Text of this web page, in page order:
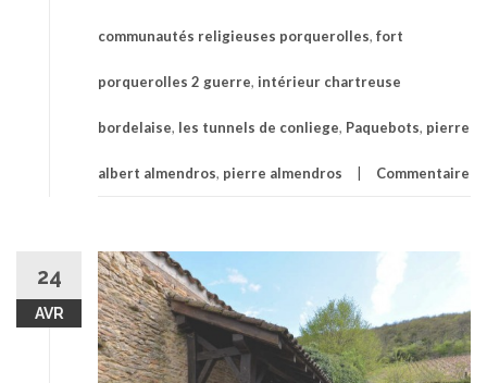
communautés religieuses porquerolles, fort
porquerolles 2 guerre, intérieur chartreuse
bordelaise, les tunnels de conliege, Paquebots, pierre
albert almendros, pierre almendros Commentaire
24
AVR